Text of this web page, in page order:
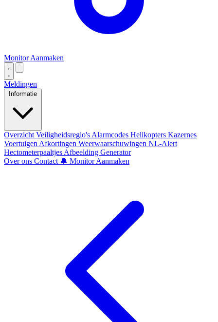
Monitor Aanmaken
Meldingen
Informatie
Overzicht Veiligheidsregio's Alarmcodes Helikopters Kazernes
Voertuigen Afkortingen Weerwaarschuwingen NL-Alert
Hectometerpaaltjes Afbeelding Generator
Over ons Contact 🔔 Monitor Aanmaken